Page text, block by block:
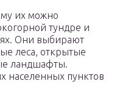
их можно
тундре и
Они выбирают
леса, открытые
ландшафты.
населенных пунктов